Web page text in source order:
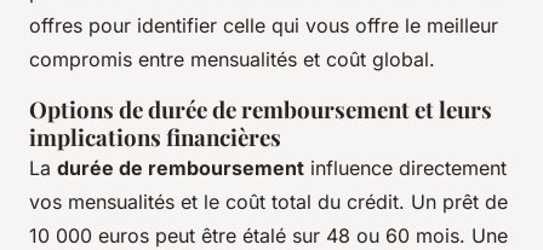
offres pour identifier celle qui vous offre le meilleur
compromis entre mensualités et coût global.
Options de durée de remboursement et leurs
implications financières
La durée de remboursement influence directement
vos mensualités et le coût total du crédit. Un prêt de
10 000 euros peut être étalé sur 48 ou 60 mois. Une